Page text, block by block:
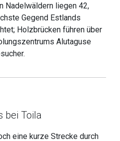
Nadelwäldern liegen 42,
Gegend Estlands
Holzbrücken führen über
Alutaguse
bei Toila
eine kurze Strecke durch